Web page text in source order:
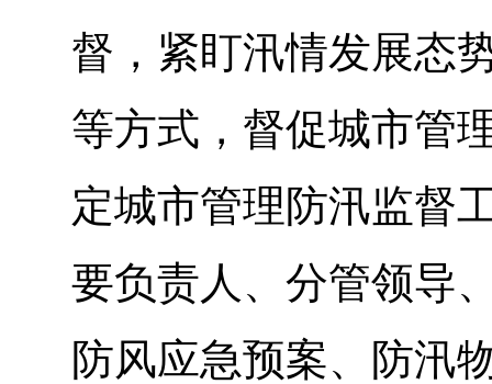
督，紧盯汛情发展态
等方式，督促城市管
定城市管理防汛监督
要负责人、分管领导
防风应急预案、防汛